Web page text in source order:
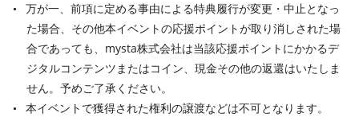
万が一、前項に定める事由による特典履行が変更・中止となっ
た場合、その他本イベントの応援ポイントが取り消しされた場
合であっても、mysta株式会社は当該応援ポイントにかかるデ
ジタルコンテンツまたはコイン、現金その他の返還はいたしま
せん。予めご了承ください。
本イベントで獲得された権利の譲渡などは不可となります。